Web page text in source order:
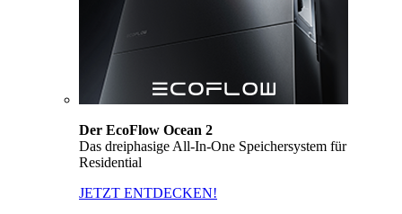
Der EcoFlow Ocean 2
Das dreiphasige All-In-One Speichersystem für
Residential
JETZT ENTDECKEN!